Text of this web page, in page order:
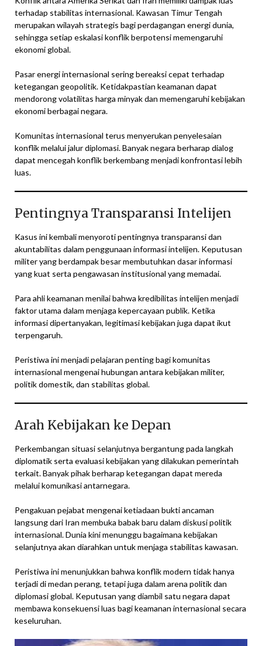
terhadap stabilitas internasional. Kawasan Timur Tengah
merupakan wilayah strategis bagi perdagangan energi dunia,
sehingga setiap eskalasi konflik berpotensi memengaruhi
ekonomi global.
Pasar energi internasional sering bereaksi cepat terhadap
ketegangan geopolitik. Ketidakpastian keamanan dapat
mendorong volatilitas harga minyak dan memengaruhi kebijakan
ekonomi berbagai negara.
Komunitas internasional terus menyerukan penyelesaian
konflik melalui jalur diplomasi. Banyak negara berharap dialog
dapat mencegah konflik berkembang menjadi konfrontasi lebih
luas.
Pentingnya Transparansi Intelijen
Kasus ini kembali menyoroti pentingnya transparansi dan
akuntabilitas dalam penggunaan informasi intelijen. Keputusan
militer yang berdampak besar membutuhkan dasar informasi
yang kuat serta pengawasan institusional yang memadai.
Para ahli keamanan menilai bahwa kredibilitas intelijen menjadi
faktor utama dalam menjaga kepercayaan publik. Ketika
informasi dipertanyakan, legitimasi kebijakan juga dapat ikut
terpengaruh.
Peristiwa ini menjadi pelajaran penting bagi komunitas
internasional mengenai hubungan antara kebijakan militer,
politik domestik, dan stabilitas global.
Arah Kebijakan ke Depan
Perkembangan situasi selanjutnya bergantung pada langkah
diplomatik serta evaluasi kebijakan yang dilakukan pemerintah
terkait. Banyak pihak berharap ketegangan dapat mereda
melalui komunikasi antarnegara.
Pengakuan pejabat mengenai ketiadaan bukti ancaman
langsung dari Iran membuka babak baru dalam diskusi politik
internasional. Dunia kini menunggu bagaimana kebijakan
selanjutnya akan diarahkan untuk menjaga stabilitas kawasan.
Peristiwa ini menunjukkan bahwa konflik modern tidak hanya
terjadi di medan perang, tetapi juga dalam arena politik dan
diplomasi global. Keputusan yang diambil satu negara dapat
membawa konsekuensi luas bagi keamanan internasional secara
keseluruhan.